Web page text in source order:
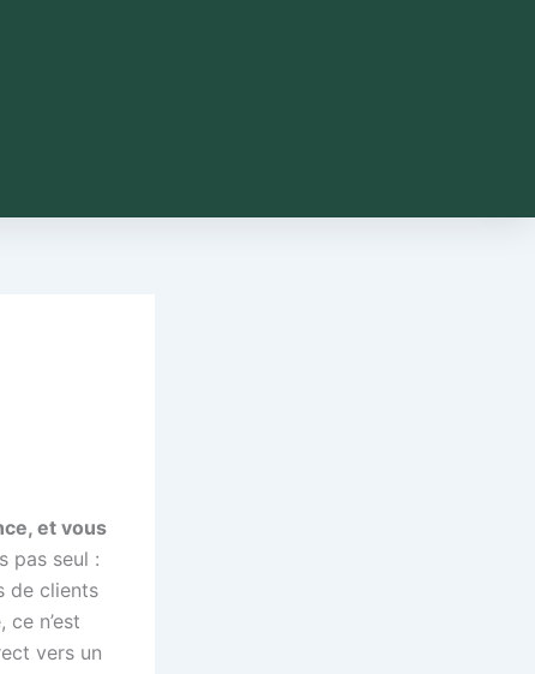
et vous
pas seul :
de clients
n’est
vers un